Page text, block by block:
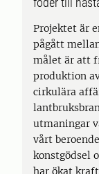
Projektet är
pågått
målet är att
produktion
cirkulära
utmaningar
vårt
konstgödsel
har ökat